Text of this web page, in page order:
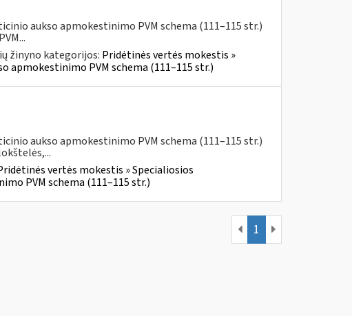
aukso apmokestinimo PVM schema (111–115 str.)
žinyno kategorijos: Pridėtinės vertės mokestis »
apmokestinimo PVM schema (111–115 str.)
aukso apmokestinimo PVM schema (111–115 str.)
vertės mokestis » Specialiosios
PVM schema (111–115 str.)
1